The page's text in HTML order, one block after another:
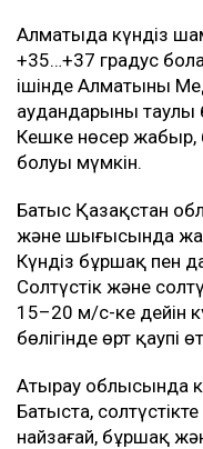
Алматыда күндіз
+35…+37 градус
ішінде Алматының
аудандарының таулы
Кешке нөсер
болуы мүмкін.
Батыс Қазақстан
және шығысында
Күндіз бұршақ пен
Солтүстік және
15–20 м/с-ке дейін
бөлігінде өрт қаупі
Атырау облысында
Батыста,
найзағай, бұршақ